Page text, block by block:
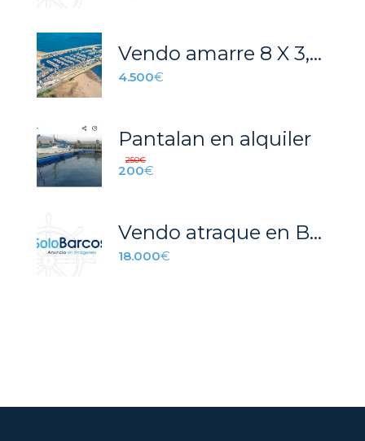
Vendo amarre 8 X 3,3 Port Segur Calafell
4.500€
Pantalan en alquiler
250€
200€
Vendo atraque en Burriananaova
18.000€